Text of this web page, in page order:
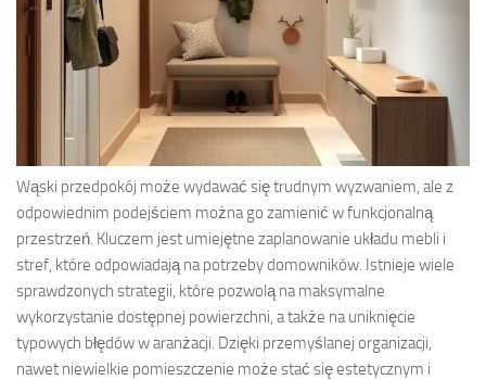
Wąski przedpokój może wydawać się trudnym wyzwaniem, ale z
odpowiednim podejściem można go zamienić w funkcjonalną
przestrzeń. Kluczem jest umiejętne zaplanowanie układu mebli i
stref, które odpowiadają na potrzeby domowników. Istnieje wiele
sprawdzonych strategii, które pozwolą na maksymalne
wykorzystanie dostępnej powierzchni, a także na uniknięcie
typowych błędów w aranżacji. Dzięki przemyślanej organizacji,
nawet niewielkie pomieszczenie może stać się estetycznym i